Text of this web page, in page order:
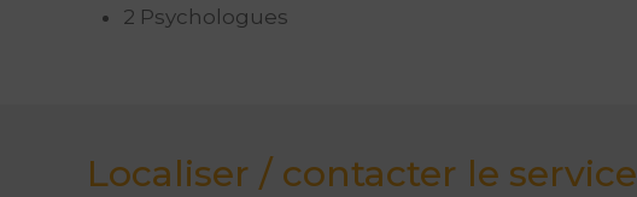
2 Psychologues
Localiser / contacter le service